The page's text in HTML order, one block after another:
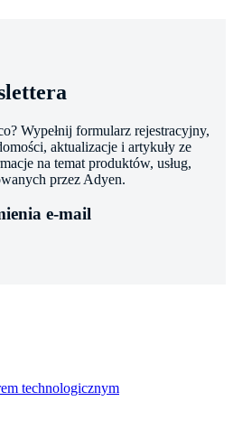
Wypełnij formularz rejestracyjny,
aktualizacje i artykuły ze
na temat produktów, usług,
przez Adyen.
e-mail
technologicznym